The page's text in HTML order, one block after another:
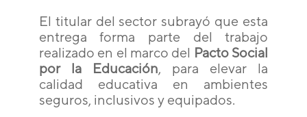
El titular del sector subrayó que esta
entrega forma parte del trabajo
realizado en el marco del Pacto Social
por la Educación, para elevar la
calidad educativa en ambientes
seguros, inclusivos y equipados.